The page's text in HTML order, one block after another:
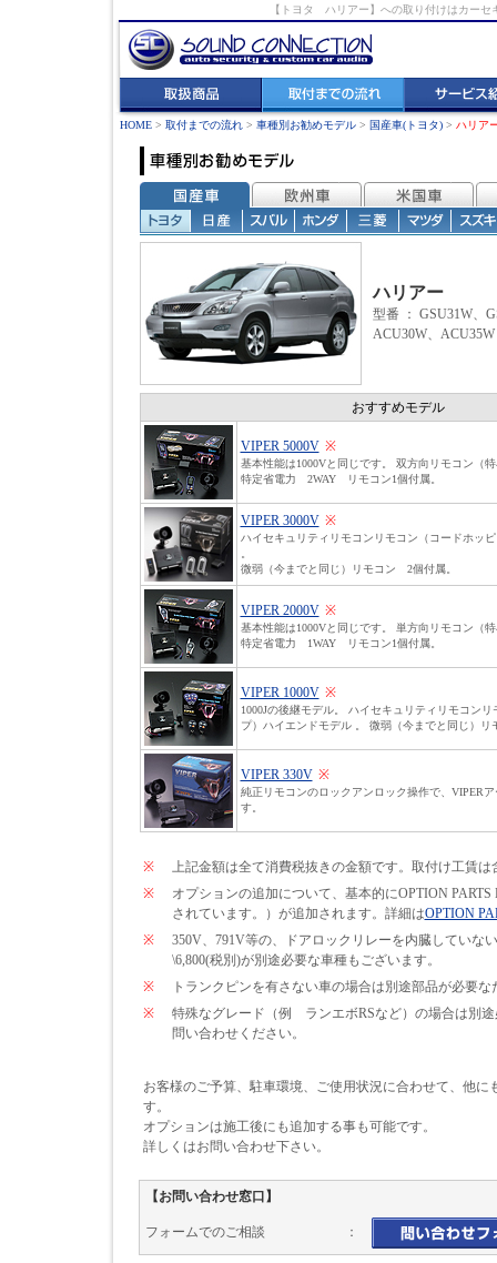
【トヨタ ハリアー】への取り付けはカー
HOME > 取付までの流れ > 車種別お勧めモデル > 国産車(トヨタ) > ハリア
ハリアー
型番 ： GSU31W、
ACU30W、ACU35W
おすすめモデル
VIPER 5000V ※
基本性能は1000Vと同じです。 双方向リモコン（
特定省電力 2WAY リモコン1個付属。
VIPER 3000V ※
ハイセキュリティリモコンリモコン（コードホッ
微弱（今までと同じ）リモコン 2個付属。
VIPER 2000V ※
基本性能は1000Vと同じです。 単方向リモコン（
特定省電力 1WAY リモコン1個付属。
VIPER 1000V ※
1000Jの後継モデル。 ハイセキュリティリモコン
プ）ハイエンドモデル 。 微弱（今までと同じ）
VIPER 330V ※
純正リモコンのロックアンロック操作で、VIPER
す。
※
上記金額は全て消費税抜きの金額です。取付け工賃は
※
オプションの追加について、基本的にOPTION
されています。）が追加されます。詳細はOPTION
※
350V、791V等の、ドアロックリレーを内臓してい
\6,800(税別)が別途必要な車種もございます。
※
トランクピンを有さない車の場合は別途部品が必要な
※
特殊なグレード（例 ランエボRSなど）の場合は別
問い合わせください。
お客様のご予算、駐車環境、ご使用状況に合わせて、他に
す。
オプションは施工後にも追加する事も可能です。
詳しくはお問い合わせ下さい。
【お問い合わせ窓口】
フォームでのご相談 ：